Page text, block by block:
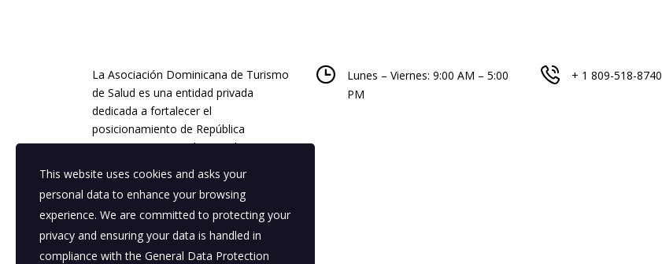
La Asociación Dominicana de Turismo
de Salud es una entidad privada
dedicada a fortalecer el
posicionamiento de República
Dominicana como destino de Turismo
📍 Avenida Winston Churchill #95.
Torre Blue Mall. Piso 23, WeConnect.
Santo Domingo, Distrito Nacional.
Lunes – Viernes: 9:00 AM – 5:00
PM
+ 1 809-518-8740
This website uses cookies and asks your
personal data to enhance your browsing
experience. We are committed to protecting your
privacy and ensuring your data is handled in
compliance with the General Data Protection